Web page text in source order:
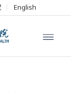
English